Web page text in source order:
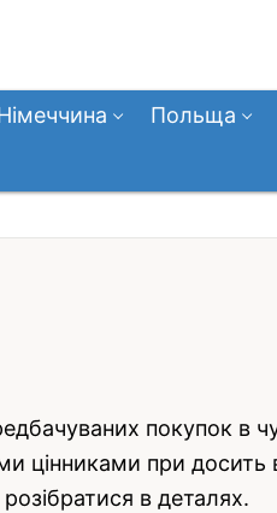
Польща
покупок в
цінниками при досить
в деталях.